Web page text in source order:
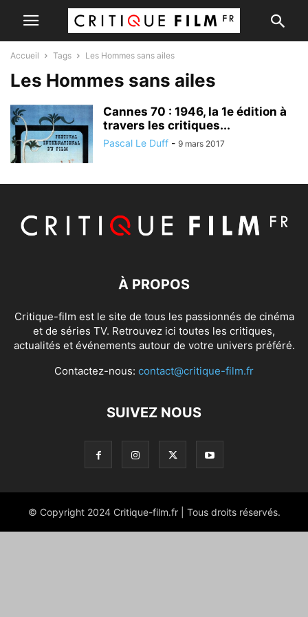
Accueil Tags Les Hommes sans ailes
Les Hommes sans ailes
Cannes 70 : 1946, la 1e édition à
travers les critiques...
Pascal Le Duff - 9 mars 2017
À PROPOS
Critique-film est le site de tous les passionnés de cinéma
et de séries TV. Retrouvez ici toutes les critiques,
actualités et événements autour de votre univers préféré.
Contactez-nous: contact@critique-film.fr
SUIVEZ NOUS
© Copyright 2024 Critique-film.fr | Tous droits réservés.